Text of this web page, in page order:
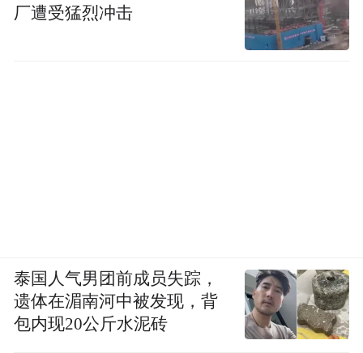
厂遭受猛烈冲击
泰国人气男团前成员失踪，
遗体在湄南河中被发现，背
包内现20公斤水泥砖